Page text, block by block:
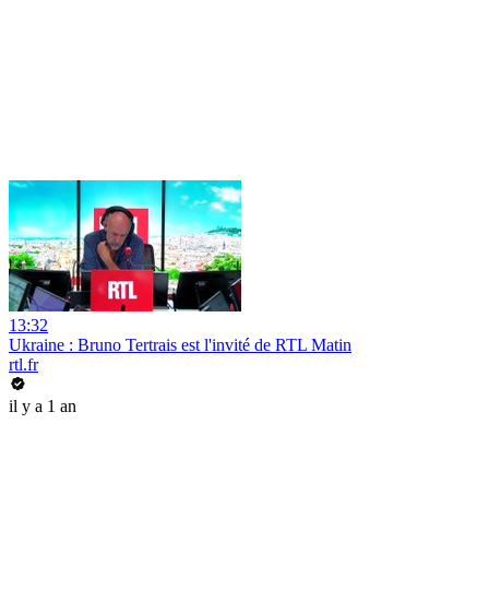
13:32
Ukraine : Bruno Tertrais est l'invité de RTL Matin
rtl.fr
il y a 1 an